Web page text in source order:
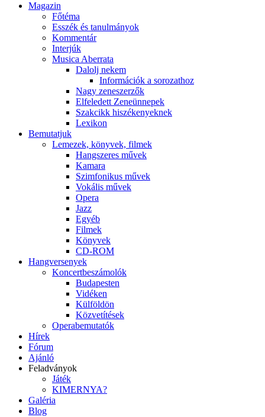
Magazin
Főtéma
Esszék és tanulmányok
Kommentár
Interjúk
Musica Aberrata
Dalolj nekem
Információk a sorozathoz
Nagy zeneszerzők
Elfeledett Zeneünnepek
Szakcikk hiszékenyeknek
Lexikon
Bemutatjuk
Lemezek, könyvek, filmek
Hangszeres művek
Kamara
Szimfonikus művek
Vokális művek
Opera
Jazz
Egyéb
Filmek
Könyvek
CD-ROM
Hangversenyek
Koncertbeszámolók
Budapesten
Vidéken
Külföldön
Közvetítések
Operabemutatók
Hírek
Fórum
Ajánló
Feladványok
Játék
KIMERNYA?
Galéria
Blog